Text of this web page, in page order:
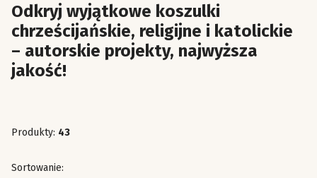
Odkryj wyjątkowe koszulki
chrześcijańskie, religijne i katolickie
– autorskie projekty, najwyższa
jakość!
Produkty: 43
Lista produktów
Sortowanie: